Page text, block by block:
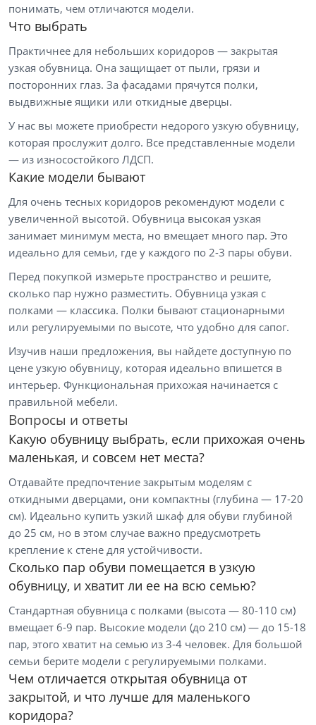
Тип товара
Комоды
Шкафы прямые
Прихожие
Модульные прихожие
Тумбы для обуви
Цена
от до
Мебель Столплит
Цвет
Белый
Бежевый
Черный
понимать, чем отличаются модели.
Что выбрать
Практичнее для небольших коридоров — закрытая
узкая обувница. Она защищает от пыли, грязи и
посторонних глаз. За фасадами прячутся полки,
выдвижные ящики или откидные дверцы.
У нас вы можете приобрести недорого узкую обувницу,
которая прослужит долго. Все представленные модели
— из износостойкого ЛДСП.
Какие модели бывают
Для очень тесных коридоров рекомендуют модели с
увеличенной высотой. Обувница высокая узкая
занимает минимум места, но вмещает много пар. Это
идеально для семьи, где у каждого по 2-3 пары обуви.
Перед покупкой измерьте пространство и решите,
сколько пар нужно разместить. Обувница узкая с
полками — классика. Полки бывают стационарными
или регулируемыми по высоте, что удобно для сапог.
Изучив наши предложения, вы найдете доступную по
цене узкую обувницу, которая идеально впишется в
интерьер. Функциональная прихожая начинается с
правильной мебели.
Вопросы и ответы
Какую обувницу выбрать, если прихожая очень
маленькая, и совсем нет места?
Отдавайте предпочтение закрытым моделям с
откидными дверцами, они компактны (глубина — 17-20
см). Идеально купить узкий шкаф для обуви глубиной
до 25 см, но в этом случае важно предусмотреть
крепление к стене для устойчивости.
Сколько пар обуви помещается в узкую
обувницу, и хватит ли ее на всю семью?
Стандартная обувница с полками (высота — 80-110 см)
вмещает 6-9 пар. Высокие модели (до 210 см) — до 15-18
пар, этого хватит на семью из 3-4 человек. Для большой
семьи берите модели с регулируемыми полками.
Чем отличается открытая обувница от
закрытой, и что лучше для маленького
коридора?